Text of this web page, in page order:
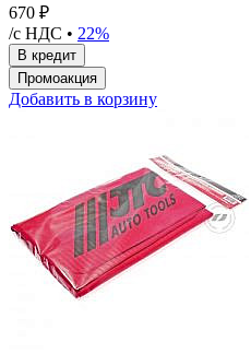
670 ₽
/с НДС • 22%
Добавить в корзину